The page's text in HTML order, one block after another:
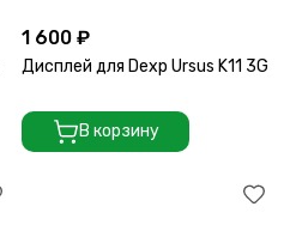
1 600 ₽
Дисплей для Dexp Ursus K11 3G
В корзину